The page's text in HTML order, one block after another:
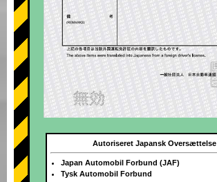
Autoriseret Japansk Oversættelse
Japan Automobil Forbund (JAF)
Tysk Automobil Forbund